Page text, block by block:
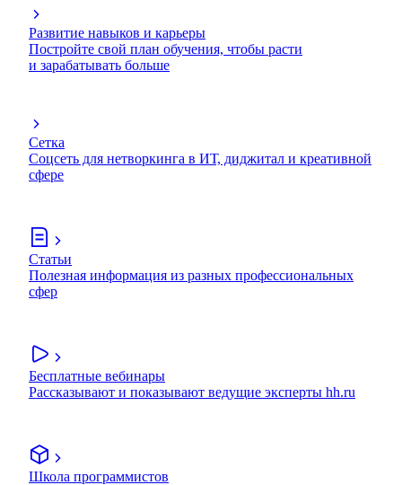
Развитие навыков и карьеры
Постройте свой план обучения, чтобы расти
и зарабатывать больше
Сетка
Соцсеть для нетворкинга в ИТ, диджитал и креативной
сфере
Статьи
Полезная информация из разных профессиональных
сфер
Бесплатные вебинары
Рассказывают и показывают ведущие эксперты hh.ru
Школа программистов